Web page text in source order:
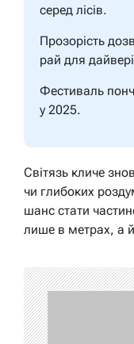
серед лісів.
Прозорість
рай для
Фестиваль
у 2025.
Світязь кличе
чи глибоких
шанс стати
лише в метрах, а